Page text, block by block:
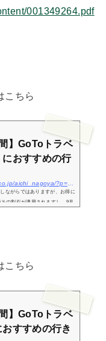
001349264.pdf
こちら
】GoToトラベ
おすすめの行
https://www.toshinjyuken.co.jp/aichi_nagoya/?p=3092
ながらではありますが、お得に
の割引が適用されますし、9月
こちら
】GoToトラベ
すすめの行き